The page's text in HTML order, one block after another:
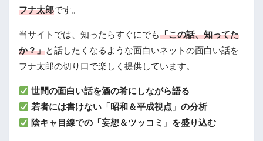
フナ太郎です。
当サイトでは、知ったらすぐにでも「この話、知ってた
か？」と話したくなるような面白いネットの面白い話を
フナ太郎の切り口で楽しく提供しています。
世間の面白い話を酒の肴にしながら語る
若者には書けない「昭和＆平成視点」の分析
陰キャ目線での「妄想＆ツッコミ」を盛り込む